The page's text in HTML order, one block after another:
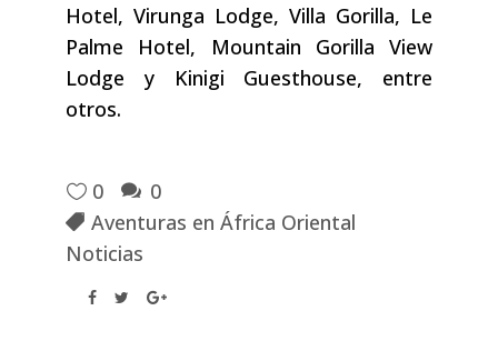
Hotel, Virunga Lodge, Villa Gorilla, Le
Palme Hotel, Mountain Gorilla View
Lodge y Kinigi Guesthouse, entre
otros.
0
0
Aventuras en África Oriental
Noticias